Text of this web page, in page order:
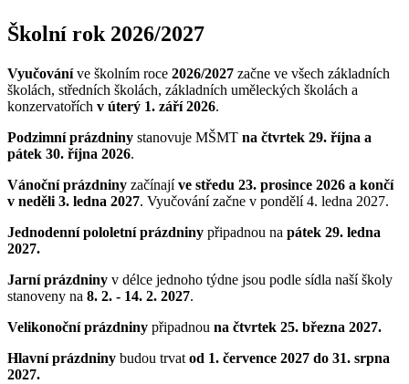
Školní rok 2026/2027
Vyučováníve školním roce 2026/2027 začne ve všech základních
školách, středních školách, základních uměleckých školách a
konzervatořích v úterý 1. září 2026.
Podzimní prázdniny stanovuje MŠMT na čtvrtek 29. října a
pátek 30. října 2026.
Vánoční prázdniny začínajíve středu 23. prosince 2026 a končí
v neděli 3. ledna 2027. Vyučování začne v pondělí 4. ledna 2027.
Jednodenní pololetní prázdniny připadnou na pátek 29. ledna
2027.
Jarní prázdniny v délce jednoho týdne jsou podle sídla naší školy
stanoveny na 8. 2. - 14. 2. 2027.
Velikonoční prázdniny připadnou na čtvrtek 25. března 2027.
Hlavní prázdniny budou trvat od 1. července 2027 do 31. srpna
2027.